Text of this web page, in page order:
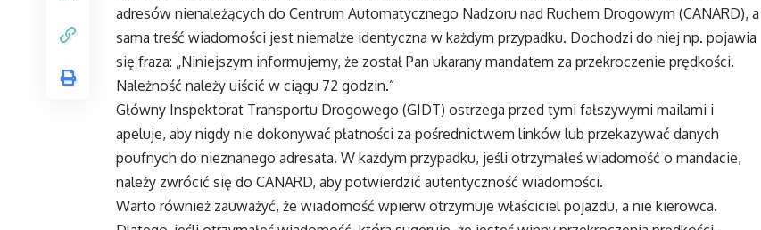
adresów nienależących do Centrum Automatycznego Nadzoru nad Ruchem Drogowym (CANARD), a
sama treść wiadomości jest niemalże identyczna w każdym przypadku. Dochodzi do niej np. pojawia
się fraza: „Niniejszym informujemy, że został Pan ukarany mandatem za przekroczenie prędkości.
Należność należy uiścić w ciągu 72 godzin.”
Główny Inspektorat Transportu Drogowego (GIDT) ostrzega przed tymi fałszywymi mailami i
apeluje, aby nigdy nie dokonywać płatności za pośrednictwem linków lub przekazywać danych
poufnych do nieznanego adresata. W każdym przypadku, jeśli otrzymałeś wiadomość o mandacie,
należy zwrócić się do CANARD, aby potwierdzić autentyczność wiadomości.
Warto również zauważyć, że wiadomość wpierw otrzymuje właściciel pojazdu, a nie kierowca.